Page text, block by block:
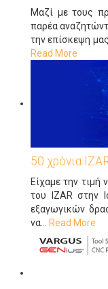
Μαζί με τους
παρέα
την επίσκεψη
Read More
50 χρόνια
Είχαμε την τιμή
του IZAR στην
εξαγωγικών
να
Read More